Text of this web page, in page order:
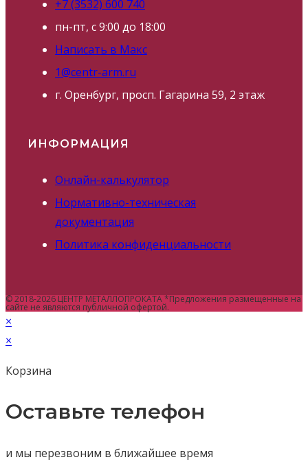
+7 (3532) 600 740
пн-пт, с 9:00 до 18:00
Написать в Макс
1@centr-arm.ru
г. Оренбург, просп. Гагарина 59, 2 этаж
ИНФОРМАЦИЯ
Онлайн-калькулятор
Нормативно-техническая
документация
Политика конфиденциальности
© 2018-2026 ЦЕНТР МЕТАЛЛОПРОКАТА *Предложения размещенные на
сайте не являются публичной офертой.
×
×
Корзина
Оставьте телефон
и мы перезвоним в ближайшее время